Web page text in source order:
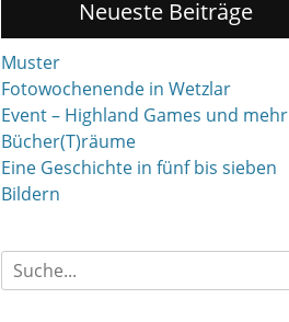
Neueste Beiträge
Muster
Fotowochenende in Wetzlar
Event – Highland Games und mehr
Bücher(T)räume
Eine Geschichte in fünf bis sieben
Bildern
Suchen
nach: